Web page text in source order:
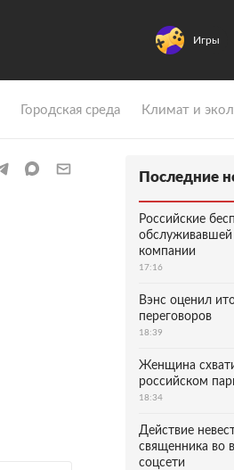
Игры
Городская среда Климат и
Последние
Российские
обслуживавшей
компании
17:16
Вэнс оценил
переговоров
18:39
Женщина
российском
18:34
Действие
священника во
соцсети